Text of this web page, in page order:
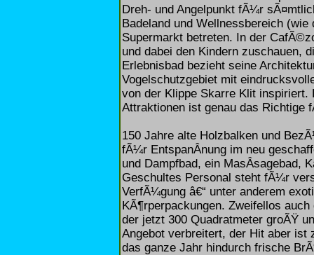
Dreh- und Angelpunkt fÃ¼r
Badeland und Wellnessbereich
Supermarkt betreten. In der
und dabei den Kindern zuschauen,
Erlebnisbad bezieht seine
Vogelschutzgebiet mit
von der Klippe Skarre Klit inspiriert.
Attraktionen ist genau das Richtige
150 Jahre alte Holzbalken und
fÃ¼r EntspanÂ­nung im neu
und Dampfbad, ein MasÂ­sagebad,
Geschultes Personal steht fÃ¼r
VerfÃ¼gung â€“ unter anderem
KÃ¶rperpackungen. Zweifellos
der jetzt 300 Quadratmeter groÃŸ
Angebot verbreitert, der Hit aber ist
das ganze Jahr hindurch frische